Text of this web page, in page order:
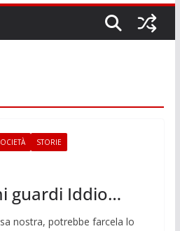
STORIE
guardi Iddio…
nostra, potrebbe farcela lo